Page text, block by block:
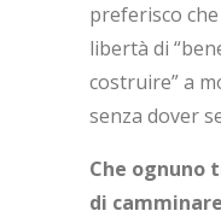
preferisco
libertà di
costruire” a
senza dover
Che ognuno
di camminare